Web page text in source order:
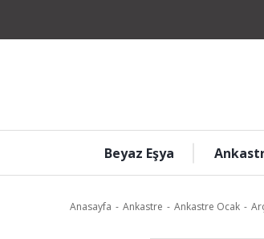
Beyaz Eşya
Anasayfa Ankastre Ankastre Ocak